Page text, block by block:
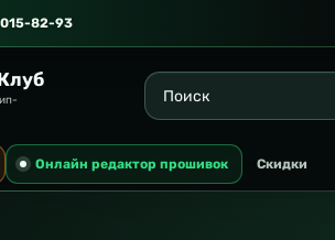
82-93
Онлайн редактор прошивок Скидки